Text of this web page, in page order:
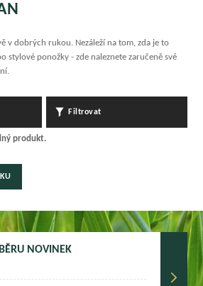
v dobrých rukou. Nezáleží na tom, zda je to
stylové ponožky - zde naleznete zaručeně své
Filtrovat
produkt.
NOVINEK